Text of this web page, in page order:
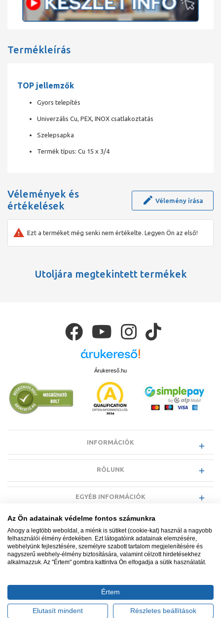
Termékleírás
TOP jellemzők
Gyors telepítés
Univerzális Cu, PEX, INOX csatlakoztatás
Szelepsapka
Termék típus: Cu 15 x 3/4
Vélemények és
értékelések
Vélemény írása
Ezt a terméket még senki nem értékelte. Legyen Ön az első!
Utoljára megtekintett termékek
Árukereső.hu
INFORMÁCIÓK
RÓLUNK
EGYÉB INFORMÁCIÓK
87052/2015.
Ügyfélszolgálat: +36 1 700 3500
Tervezte és készítette:
Vision-Software, az Octopus 8 ERP
Az Ön adatainak védelme fontos számunkra
Ahogy a legtöbb weboldal, a miénk is sütiket (cookie-kat) használ a nagyobb
felhasználói élmény érdekében. Ezt látogatóink adatainak elemzésére,
webhelyünk fejlesztésére, személyre szabott tartalom megjelenítésére és
nagyszerű webhely-élmény biztosítására, valamint célzott hirdetésekhez
alkalmazzuk. Az "Értem" gombra kattintva Ön elfogadja a sütik használatát.
Értem
Elutasít mindent Részletes beállítások